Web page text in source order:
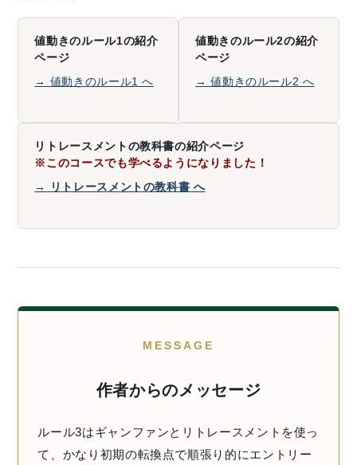
値動きのルール1の紹介
ページ
→ 値動きのルール1 へ
値動きのルール2の紹介
ページ
→ 値動きのルール2 へ
リトレースメントの教科書の紹介ページ
※このコースでも学べるようになりました！
→ リトレースメントの教科書 へ
MESSAGE
作者からのメッセージ
ルール3はギャンファンとリトレースメントを使っ
て、かなり初期の転換点で順張り的にエントリー